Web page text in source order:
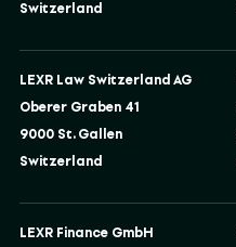
Switzerland
LEXR Law Switzerland AG
Oberer Graben 41
9000 St. Gallen
Switzerland
LEXR Finance GmbH